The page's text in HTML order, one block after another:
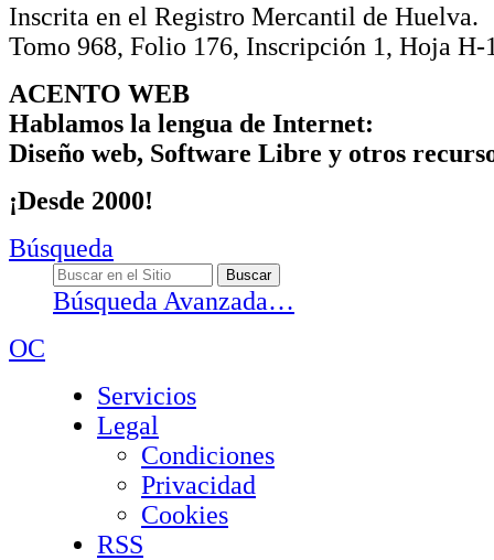
Inscrita en el Registro Mercantil de Huelva.
Tomo 968, Folio 176, Inscripción 1, Hoja H-
ACENTO WEB
Hablamos la lengua de Internet:
Diseño web, Software Libre y otros
¡Desde 2000!
Búsqueda
Búsqueda Avanzada…
OC
Servicios
Legal
Condiciones
Privacidad
Cookies
RSS